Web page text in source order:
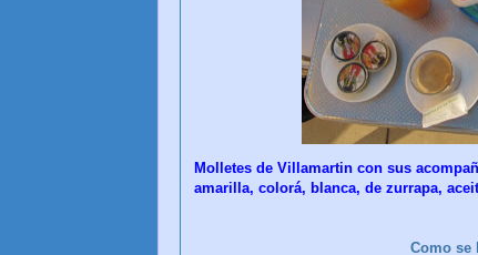
Molletes de Villamartin con sus
amarilla, colorá, blanca, de zurrapa,
Como se